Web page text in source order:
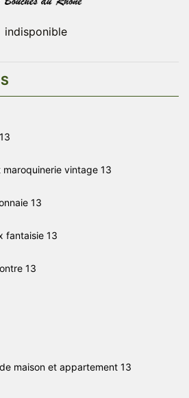
indisponible
vintage 13
13
fantaisie 13
13
maison et appartement 13